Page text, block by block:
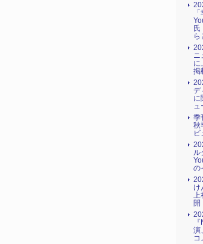
氏
ら
ニ
に
掲
デ
に
ュ
季
秋
ビ
ル
の
け
上
開
演
コ